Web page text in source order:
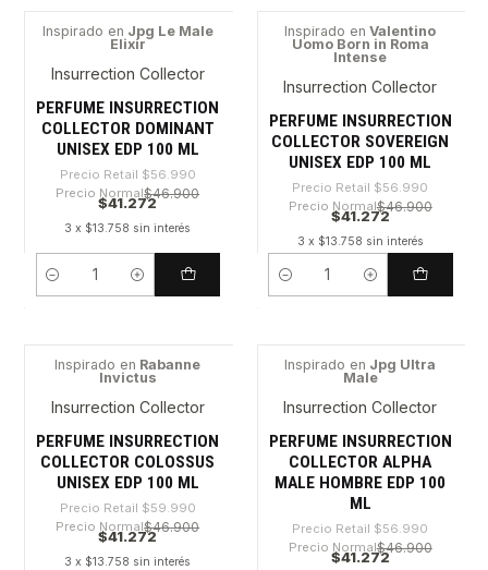
Inspirado en Jpg Le Male
Elixir
Insurrection Collector
PERFUME INSURRECTION
COLLECTOR DOMINANT
UNISEX EDP 100 ML
Precio Retail $56.990
Precio Normal$46.900
$41.272
3 x $13.758 sin interés
Cantidad
-27%
Inspirado en Valentino
Uomo Born in Roma
Intense
Insurrection Collector
PERFUME INSURRECTION
COLLECTOR SOVEREIGN
UNISEX EDP 100 ML
Precio Retail $56.990
Precio Normal$46.900
$41.272
3 x $13.758 sin interés
Cantidad
Inspirado en Rabanne
Invictus
Insurrection Collector
PERFUME INSURRECTION
COLLECTOR COLOSSUS
UNISEX EDP 100 ML
Precio Retail $59.990
Precio Normal$46.900
$41.272
3 x $13.758 sin interés
Inspirado en Jpg Ultra
Male
Insurrection Collector
PERFUME INSURRECTION
COLLECTOR ALPHA
MALE HOMBRE EDP 100
ML
Precio Retail $56.990
Precio Normal$46.900
$41.272